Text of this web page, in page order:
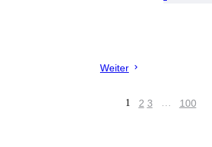
Weiter
1 2 3 … 100